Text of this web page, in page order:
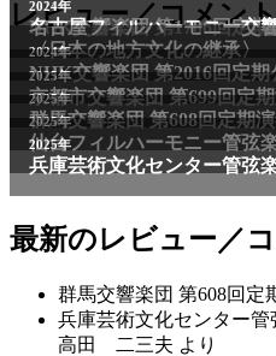
レビュー／コメン
2011年
NHK交響楽団 第1706回定
2024年
名古屋フィルハーモニー交
〈日本の地方文化の継承〉
2024年
NHK交響楽団 第2016回定
2025年
京都市交響楽団 第699回定
2025年
群馬交響楽団 第608回定期
2025年
仙台フィルハーモニー管弦
2025年
兵庫芸術文化センター管弦
最新のレビュー／
群馬交響楽団 第608回定
兵庫芸術文化センター管
高田 二三夫 より